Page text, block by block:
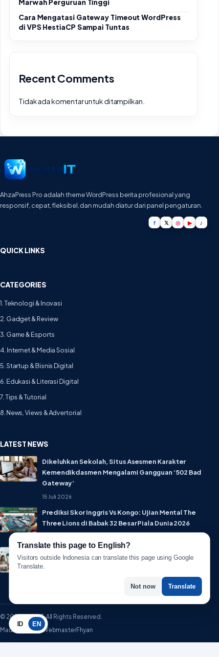
Marwah Perguruan Tinggi
Cara Mengatasi Gateway Timeout WordPress
di VPS HestiaCP Sampai Tuntas
Recent Comments
Tidak ada komentar untuk ditampilkan.
AhzaPress Pro adalah theme WordPress berita profesional yang
responsif, cepat, fleksibel, dan mudah diatur dari panel pengaturan.
f 𝕏 ◎ ▶ ♪
QUICK LINKS
CATEGORIES
1. Teknologi & Inovasi
2. Gadget & Review
3. Game & Esports
4. Internet & Media Sosial
5. Startup & Bisnis Digital
6. Edukasi & Literasi Digital
7. Tips & Tutorial
8. News, Views & Advertorial
LATEST NEWS
Dikeluhkan Sekolah, Situs Asesmen Karakter
Kemendikdasmen Mengalami Gangguan ‘502 Bad
Gateway’
15 Juli 2026
Prediksi Skor Inggris Vs Kongo: Ujian Mental The
Three Lions di Babak 32 Besar Piala Dunia 2026
Tak Perlu Lagi Sebar Nomor HP
© 2026 WartaIT. All Rights Reserved.
Made with ♥ by WebmasterFhyan
ID EN
Translate this page to English?
Visitors outside Indonesia can translate this page using Google
Translate.
Not now Translate